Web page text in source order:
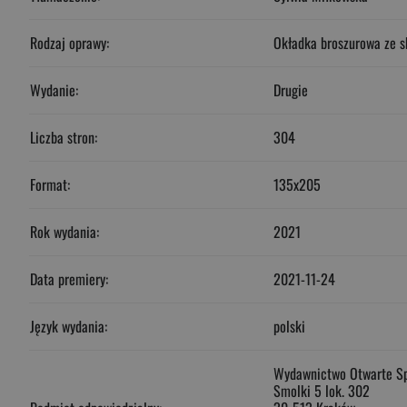
Rodzaj oprawy: Okładka broszurowa ze
Wydanie: Drugie
Liczba stron: 304
Format: 135x205
Rok wydania: 2021
Data premiery: 2021-11-24
Język wydania: polski
Wydawnictwo Otwarte
Smolki 5 lok. 302